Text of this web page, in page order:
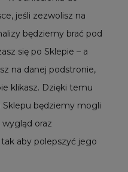
jeśli zezwolisz na
będziemy brać pod
się po Sklepie – a
na danej podstronie,
klikasz. Dzięki temu
Sklepu będziemy mogli
oraz
aby polepszyć jego